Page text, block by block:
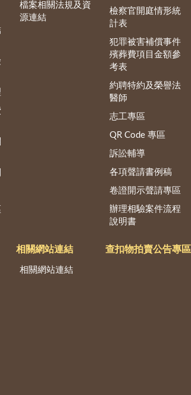
檔案相關法規及資
源連結
檢察官開庭情形統
計表
犯罪被害補償事件
殯葬費項目金額參
考表
約聘特約及榮譽法
醫師
志工專區
QR Code 專區
訴訟輔導
各項聲請書例稿
卷證開示聲請專區
辦理相驗案件流程
說明書
相關網站連結
相關網站連結
查扣物拍賣公告專區